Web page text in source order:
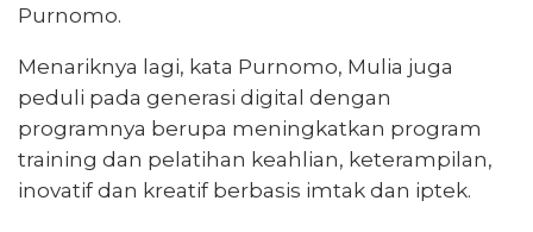
Purnomo.
Menariknya lagi, kata Purnomo, Mulia juga
peduli pada generasi digital dengan
programnya berupa meningkatkan program
training dan pelatihan keahlian, keterampilan,
inovatif dan kreatif berbasis imtak dan iptek.